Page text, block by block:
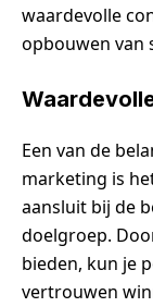
waardevolle
opbouwen van
Een van de
marketing is
aansluit bij de
doelgroep.
bieden, kun je
vertrouwen